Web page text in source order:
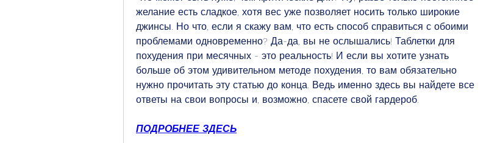
желание есть сладкое, хотя вес уже позволяет носить только широкие
джинсы. Но что, если я скажу вам, что есть способ справиться с обоими
проблемами одновременно? Да-да, вы не ослышались! Таблетки для
похудения при месячных - это реальность! И если вы хотите узнать
больше об этом удивительном методе похудения, то вам обязательно
нужно прочитать эту статью до конца. Ведь именно здесь вы найдете все
ответы на свои вопросы и, возможно, спасете свой гардероб.
ПОДРОБНЕЕ ЗДЕСЬ